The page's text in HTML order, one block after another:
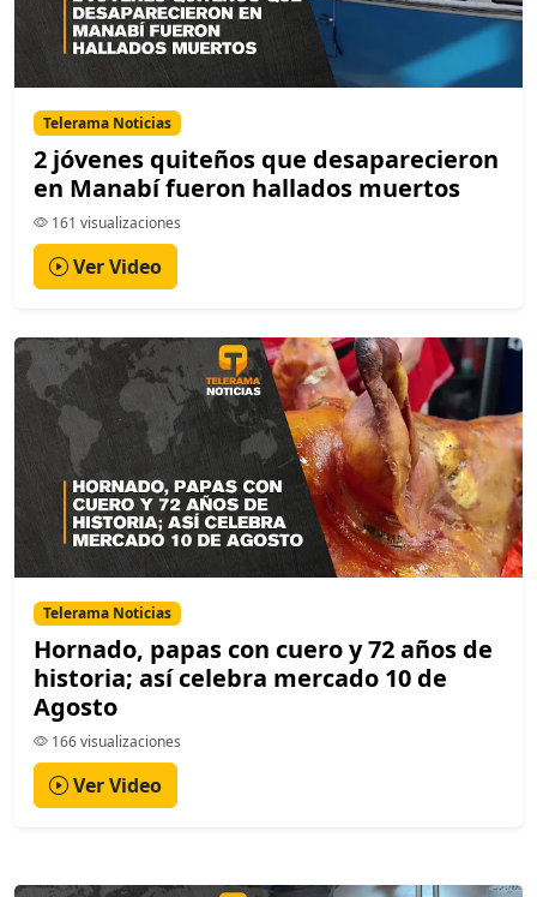
Telerama Noticias
2 jóvenes quiteños que desaparecieron
en Manabí fueron hallados muertos
161 visualizaciones
Ver Video
Telerama Noticias
Hornado, papas con cuero y 72 años de
historia; así celebra mercado 10 de
Agosto
166 visualizaciones
Ver Video